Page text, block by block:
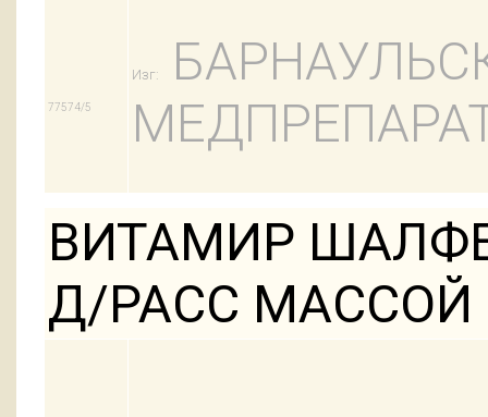
77574/5
Изг:
ВИТАМИР
Д/РАСС МАССОЙ